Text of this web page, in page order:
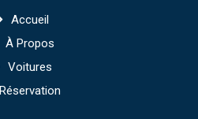
Accueil
À Propos
Voitures
Réservation